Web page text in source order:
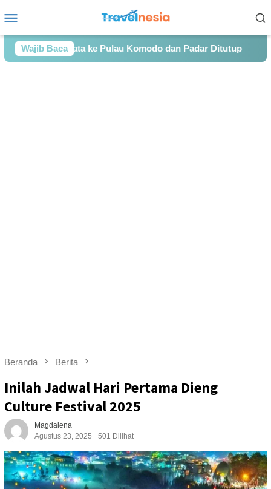
ke
Mobile
Wajib Baca
Wisata ke Pulau Komodo dan Padar Ditutup
Beranda Berita
Inilah Jadwal Hari Pertama Dieng
Culture Festival 2025
Magdalena
Agustus 23, 2025
501 Dilihat